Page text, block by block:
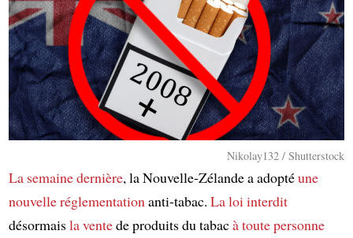
Nikolay132 / Shutterstock
La semaine dernière, la Nouvelle-Zélande a adoptéune
nouvelle réglementationanti-tabac. La loiinterdit
désormaisla ventede produits du tabacà toute personne